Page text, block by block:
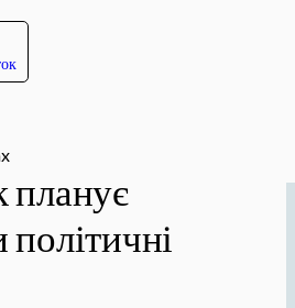
планує